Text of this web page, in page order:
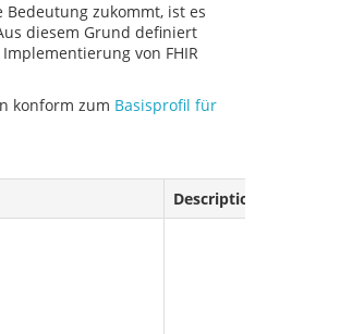
zukommt, ist es
diesem Grund definiert
von FHIR
konform zum Basisprofil für
Description